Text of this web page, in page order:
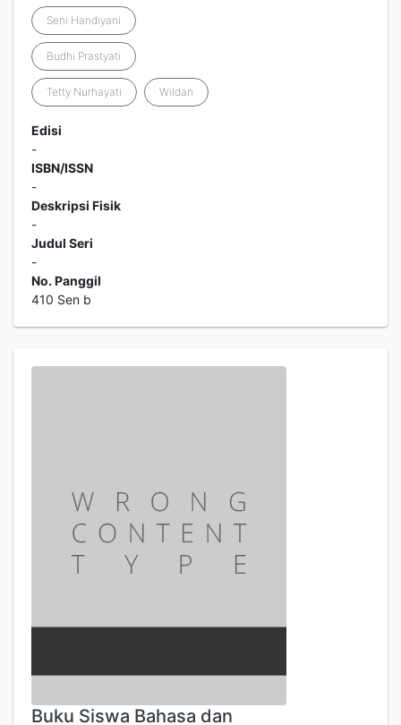
Seni Handiyani
Budhi Prastyati
Tetty Nurhayati Wildan
Edisi
-
ISBN/ISSN
-
Deskripsi Fisik
-
Judul Seri
-
No. Panggil
410 Sen b
Buku Siswa Bahasa dan